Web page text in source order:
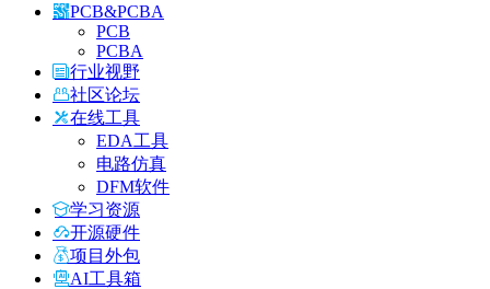
PCB&PCBA
PCB
PCBA
行业视野
社区论坛
在线工具
EDA工具
电路仿真
DFM软件
学习资源
开源硬件
项目外包
AI工具箱